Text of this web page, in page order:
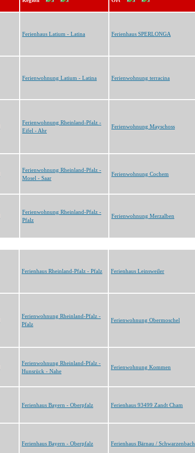
Ferienhaus Latium - Latina Ferienhaus SPERLONGA
Ferienwohnung Latium - Latina Ferienwohnung terracina
Ferienwohnung Rheinland-Pfalz -
Eifel - Ahr
Ferienwohnung Mayschoss
Ferienwohnung Rheinland-Pfalz -
Mosel - Saar
Ferienwohnung Cochem
Ferienwohnung Rheinland-Pfalz -
Pfalz
Ferienwohnung Merzalben
Ferienhaus Rheinland-Pfalz - Pfalz Ferienhaus Leinsweiler
Ferienwohnung Rheinland-Pfalz -
Pfalz
Ferienwohnung Obermoschel
Ferienwohnung Rheinland-Pfalz -
Hunsrück - Nahe
Ferienwohnung Kommen
Ferienhaus Bayern - Oberpfalz Ferienhaus 93499 Zandt Cham
Ferienhaus Bayern - Oberpfalz Ferienhaus Bärnau / Schwarzenbach